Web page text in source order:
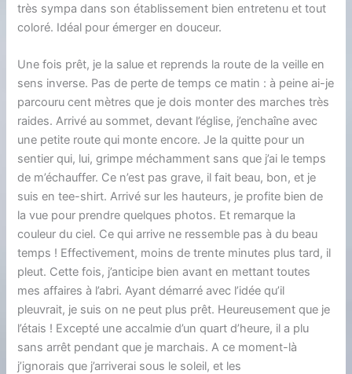
très sympa dans son établissement bien entretenu et tout
coloré. Idéal pour émerger en douceur.
Une fois prêt, je la salue et reprends la route de la veille en
sens inverse. Pas de perte de temps ce matin : à peine ai-je
parcouru cent mètres que je dois monter des marches très
raides. Arrivé au sommet, devant l’église, j’enchaîne avec
une petite route qui monte encore. Je la quitte pour un
sentier qui, lui, grimpe méchamment sans que j’ai le temps
de m’échauffer. Ce n’est pas grave, il fait beau, bon, et je
suis en tee-shirt. Arrivé sur les hauteurs, je profite bien de
la vue pour prendre quelques photos. Et remarque la
couleur du ciel. Ce qui arrive ne ressemble pas à du beau
temps ! Effectivement, moins de trente minutes plus tard, il
pleut. Cette fois, j’anticipe bien avant en mettant toutes
mes affaires à l’abri. Ayant démarré avec l’idée qu’il
pleuvrait, je suis on ne peut plus prêt. Heureusement que je
l’étais ! Excepté une accalmie d’un quart d’heure, il a plu
sans arrêt pendant que je marchais. A ce moment-là
j’ignorais que j’arriverai sous le soleil, et les